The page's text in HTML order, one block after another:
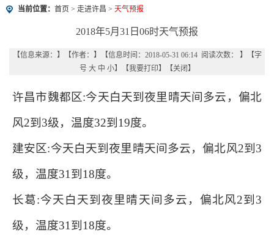
当前位置： 首页 > 走进许昌 > 天气预报
2018年5月31日06时天气预报
【信息来源： 】 【作者： 】 【信息时间：2018-05-31 06:14 阅读次数：
】【字
号 大 中 小】【我要打印】【关闭 】
许昌市魏都区:今天白天到夜里晴天间多云，偏北
风2到3级，温度32到19度。
建安区:今天白天到夜里晴天间多云，偏北风2到3
级，温度31到18度。
长葛:今天白天到夜里晴天间多云，偏北风2到3
级，温度31到18度。